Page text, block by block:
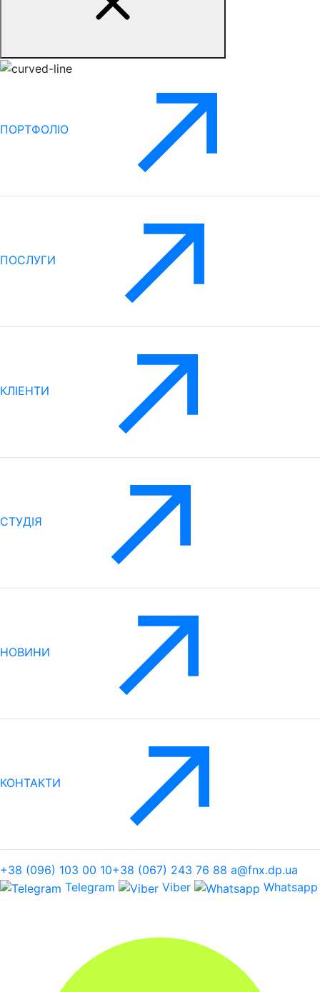
ПОРТФОЛІО
ПОСЛУГИ
КЛІЕНТИ
CТУДІЯ
НОВИНИ
КОНТАКТИ
+38 (096) 103 00 10+38 (067) 243 76 88 a@fnx.dp.ua
Telegram
Viber Whatsapp